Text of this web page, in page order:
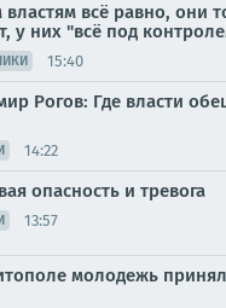
всё равно, они
у них "всё под
15:40
Рогов: Где власти
14:22
опасность и тревога
13:57
молодежь